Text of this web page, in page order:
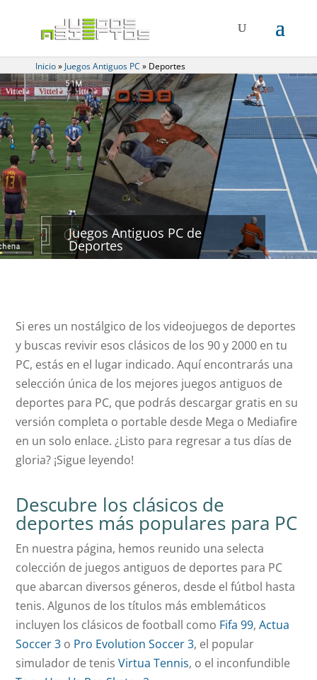
Inicio» Juegos Antiguos PC » Deportes
Juegos Antiguos PC de
Deportes
Si eres un nostálgico de los videojuegos de deportes
y buscas revivir esos clásicos de los 90 y 2000 en tu
PC, estás en el lugar indicado. Aquí encontrarás una
selección única de los mejores juegos antiguos de
deportes para PC, que podrás descargar gratis en su
versión completa o portable desde Mega o Mediafire
en un solo enlace. ¿Listo para regresar a tus días de
gloria? ¡Sigue leyendo!
Descubre los clásicos de
deportes más populares para PC
En nuestra página, hemos reunido una selecta
colección de juegos antiguos de deportes para PC
que abarcan diversos géneros, desde el fútbol hasta
tenis. Algunos de los títulos más emblemáticos
incluyen los clásicos de football como Fifa 99,Actua
Soccer 3 o Pro Evolution Soccer 3, el popular
simulador de tenisVirtua Tennis, o el inconfundible